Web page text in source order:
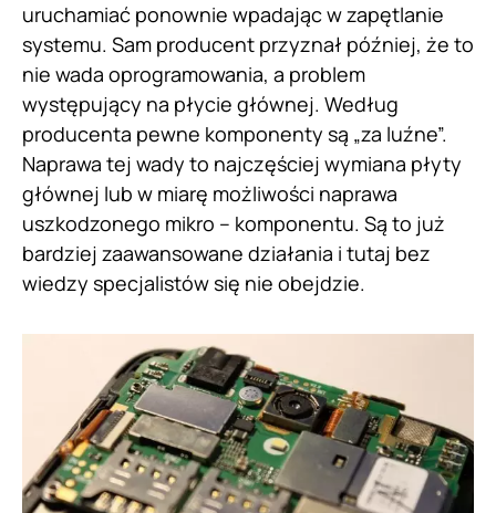
uruchamiać ponownie wpadając w zapętlanie
systemu. Sam producent przyznał później, że to
nie wada oprogramowania, a problem
występujący na płycie głównej. Według
producenta pewne komponenty są „za luźne”.
Naprawa tej wady to najczęściej wymiana płyty
głównej lub w miarę możliwości naprawa
uszkodzonego mikro – komponentu. Są to już
bardziej zaawansowane działania i tutaj bez
wiedzy specjalistów się nie obejdzie.